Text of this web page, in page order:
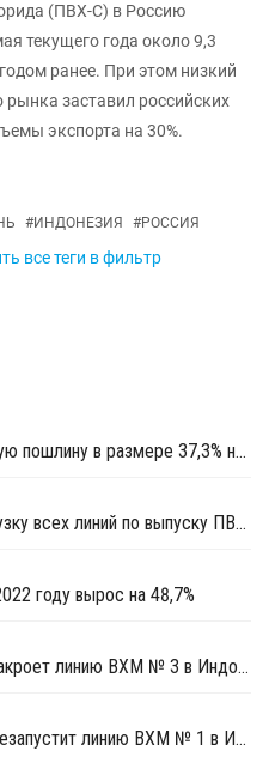
(ПВХ-С) в Россию
текущего года около 9,3
ранее. При этом низкий
рынка заставил российских
экспорта на 30%.
#ИНДОНЕЗИЯ #РОССИЯ
все теги в фильтр
Пакистан ввел предварительную пошлину в размере 37,3% на ПВХ
Asahimas снизила на 25% загрузку всех линий по выпуску ПВХ в Индонезии
году вырос на 48,7%
Asahimas в середине января закроет линию ВХМ № 3 в Индонезии на плановую профилактику
Asahimas в конце декабря перезапустит линию ВХМ № 1 в Индонезии